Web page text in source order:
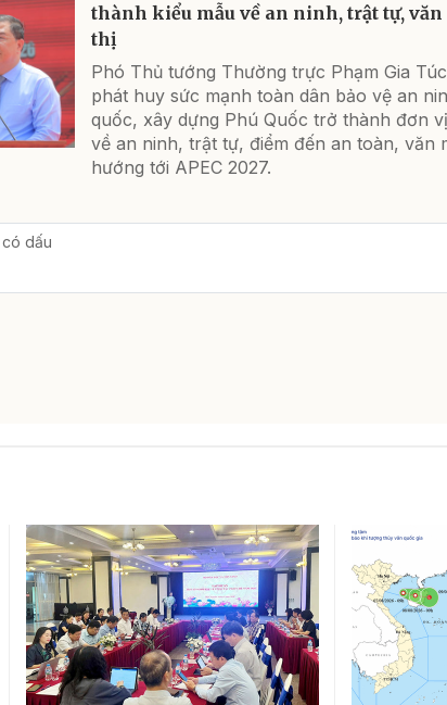
thành kiểu mẫu về an ninh, trật tự,
thị
Phó Thủ tướng Thường trực Phạm Gia
phát huy sức mạnh toàn dân bảo vệ an
quốc, xây dựng Phú Quốc trở thành đơn
về an ninh, trật tự, điểm đến an toàn, văn
hướng tới APEC 2027.